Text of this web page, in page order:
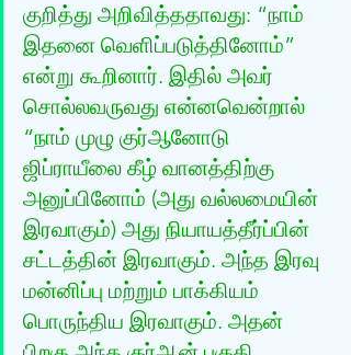
குறித்து அறிவித்ததாவது: “நாம்
இதனை வெளிப்படுத்தினோம்”
என்று கூறினார். இதில் அவர்
சொல்லவருவது என்னவென்றால்
“நாம் முழு குர்‍ஆனோடு
ஜிப்ராயீலை கீழ் வானத்திற்கு
அனுப்பினோம் (அது வல்லமையின்
இரவாகும்) அது நியாயத்தீர்ப்பின்
சட்டத்தின் இரவாகும். அந்த இரவு
மன்னிப்பு மற்றும் பாக்கியம்
பொருந்திய இரவாகும். அதன்